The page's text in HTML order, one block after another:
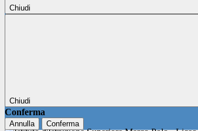
Chiudi
Chiudi
Conferma
Annulla Conferma